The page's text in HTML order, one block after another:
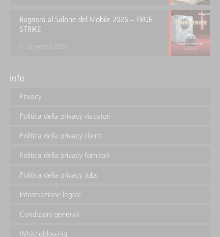
Bagnara al Salone del Mobile 2026 – TRUE
STRIKE
info
Privacy
Politica della privacy visitatori
Politica della privacy clienti
Politica della privacy fornitori
Politica della privacy Jobs
Informazione legale
Condizioni generali
Whistleblowing